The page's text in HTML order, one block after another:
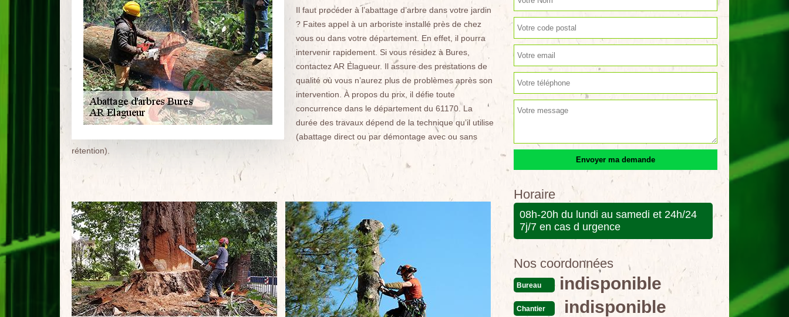
Il faut procéder à l’abattage d’arbre dans votre jardin
? Faites appel à un arboriste installé près de chez
vous ou dans votre département. En effet, il pourra
intervenir rapidement. Si vous résidez à Bures,
contactez AR Elagueur. Il assure des prestations de
qualité où vous n’aurez plus de problèmes après son
intervention. À propos du prix, il défie toute
concurrence dans le département du 61170. La
durée des travaux dépend de la technique qu’il utilise
(abattage direct ou par démontage avec ou sans
rétention).
Horaire
08h-20h du lundi au samedi et 24h/24
7j/7 en cas d urgence
Nos coordonnées
Bureau indisponible
Chantier indisponible